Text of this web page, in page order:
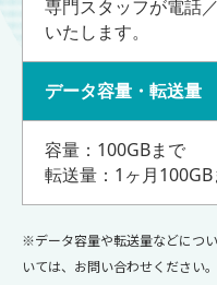
専門スタッフが電話
いたします。
データ容量・転送量
容量：100GBまで
転送量：1ヶ月
※データ容量や転送量などにつ
いては、お問い合わせください。